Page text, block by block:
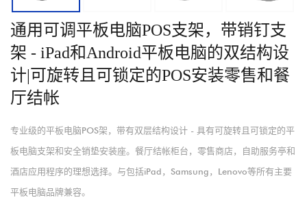
通用可调平板电脑POS支架，带销钉支
架 - iPad和Android平板电脑的双结构设
计|可旋转且可锁定的POS安装零售和餐
厅结帐
专业级的平板电脑POS架，带有双层结构设计 - 具有可旋转且可锁定的平
板电脑支架和安全销垫安装座。餐厅结帐柜台，零售商店，自助服务亭和
酒店应用程序的理想选择。与包括iPad，Samsung，Lenovo等所有主要
平板电脑品牌兼容。